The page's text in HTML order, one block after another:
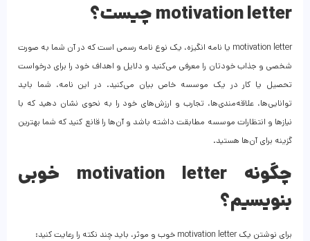
motivation letter چیست؟
motivation letter یا نامه انگیزه، یک نوع نامه رسمی است که در آن شما به صورت
شخصی و جذاب خودتان را معرفی می‌کنید و دلایل و اهداف خود را برای درخواست
تحصیل یا کار در یک موسسه خاص بیان می‌کنید. در این نامه، شما باید
توانایی‌ها، علاقه‌مندی‌ها، تجارب و ارزش‌های خود را به نحوی نشان دهید که با
نیاز‌ها و انتظارات موسسه مطابقت داشته باشد و آن‌ها را قانع کنید که شما بهترین
گزینه برای آن‌ها هستید.
چگونه motivation letter خوبی
بنویسیم؟
برای نوشتن یک motivation letter خوب و موثر، باید چند نکته را رعایت کنید: